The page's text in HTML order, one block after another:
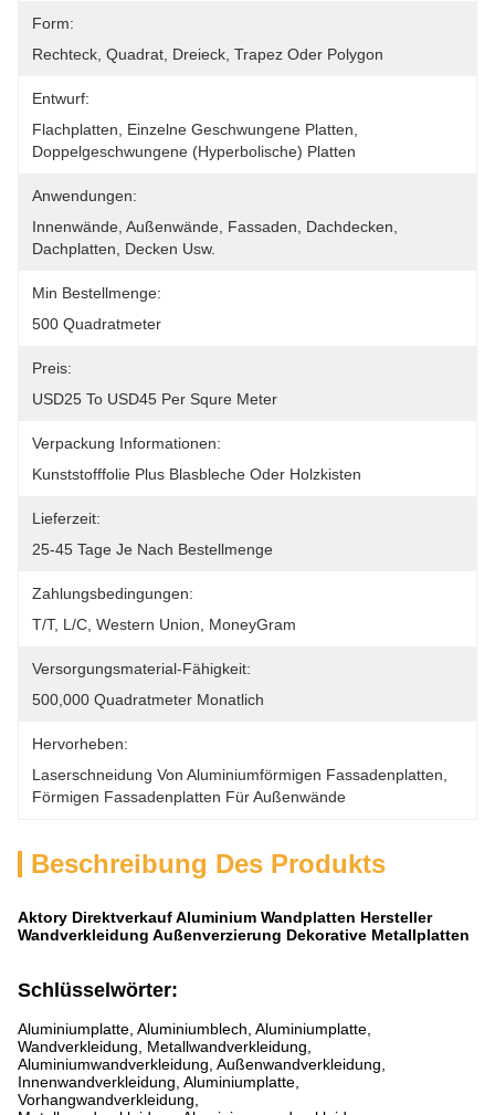
Form:
Rechteck, Quadrat, Dreieck, Trapez Oder Polygon
Entwurf:
Flachplatten, Einzelne Geschwungene Platten,
Doppelgeschwungene (hyperbolische) Platten
Anwendungen:
Innenwände, Außenwände, Fassaden, Dachdecken,
Dachplatten, Decken Usw.
Min Bestellmenge:
500 Quadratmeter
Preis:
USD25 To USD45 Per Squre Meter
Verpackung Informationen:
Kunststofffolie Plus Blasbleche Oder Holzkisten
Lieferzeit:
25-45 Tage Je Nach Bestellmenge
Zahlungsbedingungen:
T/T, L/C, Western Union, MoneyGram
Versorgungsmaterial-Fähigkeit:
500,000 Quadratmeter Monatlich
Hervorheben:
Laserschneidung Von Aluminiumförmigen Fassadenplatten
Förmigen Fassadenplatten Für Außenwände
Beschreibung Des Produkts
Aktory Direktverkauf Aluminium Wandplatten Hersteller
Wandverkleidung Außenverzierung Dekorative Metallplatten
Schlüsselwörter:
Aluminiumplatte, Aluminiumblech, Aluminiumplatte,
Wandverkleidung, Metallwandverkleidung,
Aluminiumwandverkleidung, Außenwandverkleidung,
Innenwandverkleidung, Aluminiumplatte,
Vorhangwandverkleidung,